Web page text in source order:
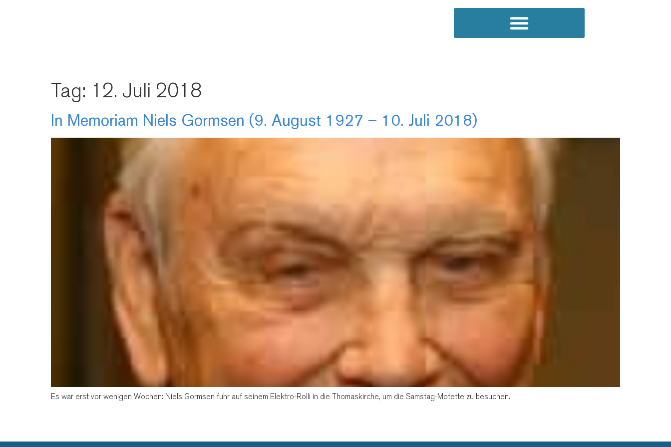
Tag: 12. Juli 2018
In Memoriam Niels Gormsen (9. August 1927 – 10. Juli 2018)
Es war erst vor wenigen Wochen: Niels Gormsen fuhr auf seinem Elektro-Rolli in die Thomaskirche, um die Samstag-Motette zu besuchen.